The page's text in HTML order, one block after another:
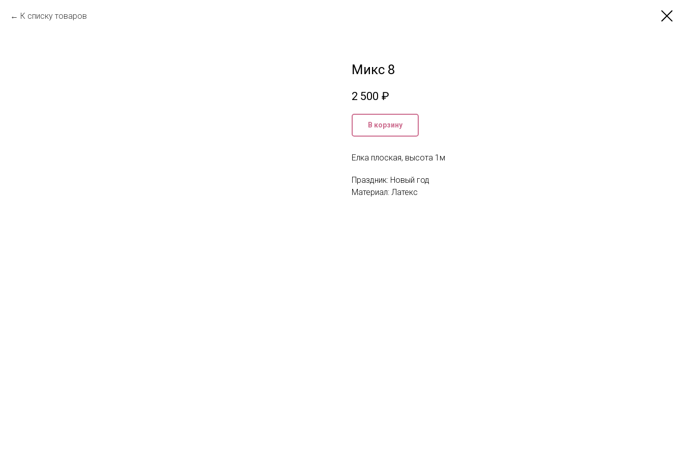
К списку товаров
Микс 8
2 500 ₽
В корзину
Елка плоская, высота 1м
Праздник: Новый год
Материал: Латекс